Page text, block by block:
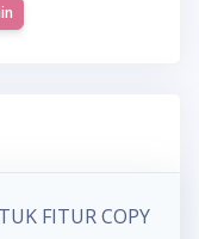
FITUR COPY